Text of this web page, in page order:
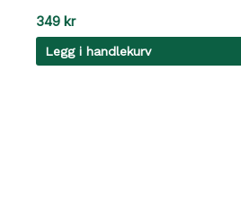
349 kr
Legg i handlekurv